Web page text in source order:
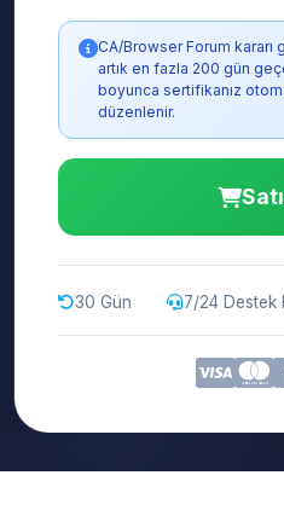
CA/Browser Forum kararı
artık en fazla 200 gün
boyunca sertifikanız
düzenlenir.
30 Gün 7/24 Destek